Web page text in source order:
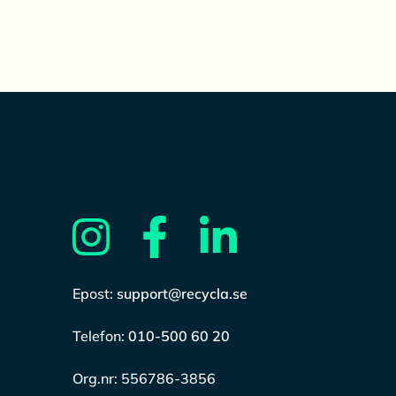
Epost: support@recycla.se
Telefon: 010-500 60 20
Org.nr: 556786-3856